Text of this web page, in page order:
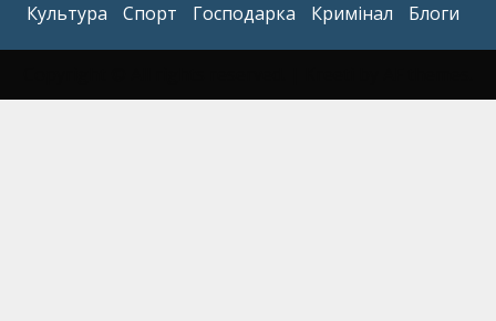
Культура
Спорт Господарка Кримінал Блоги